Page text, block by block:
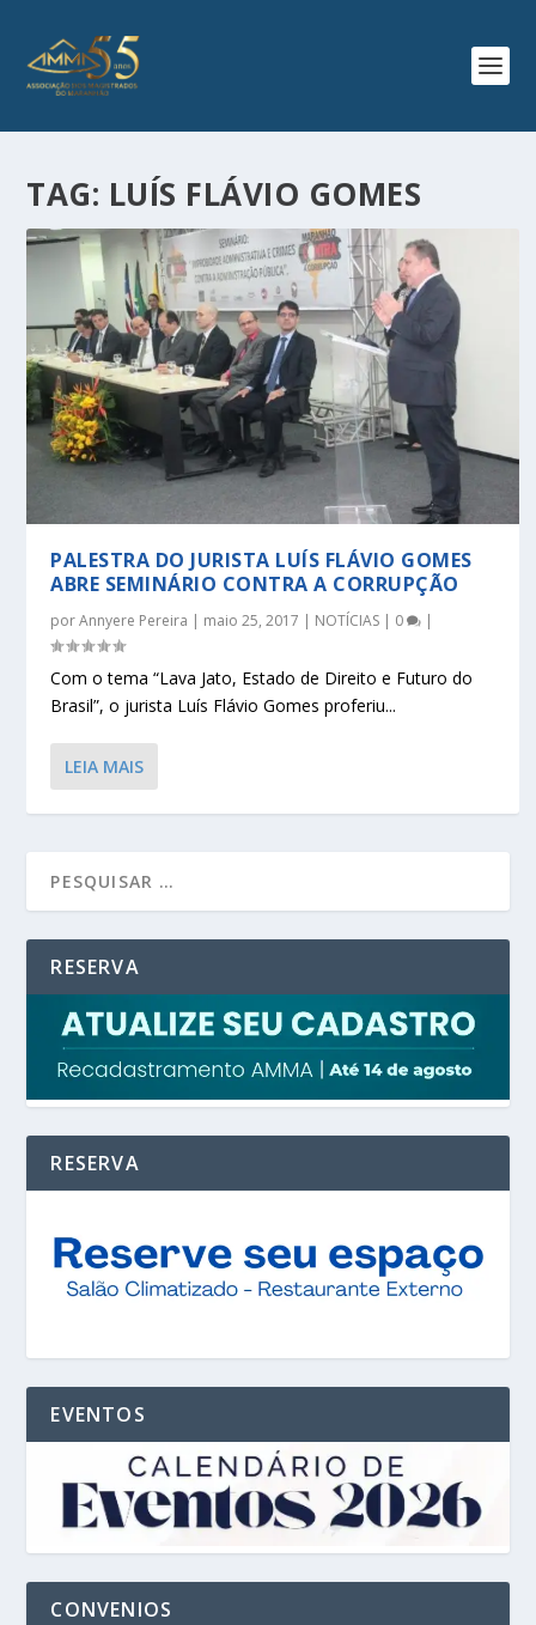
TAG: LUÍS FLÁVIO GOMES
PALESTRA DO JURISTA LUÍS FLÁVIO GOMES
ABRE SEMINÁRIO CONTRA A CORRUPÇÃO
porAnnyere Pereira | maio 25, 2017 | NOTÍCIAS | 0 |
Com o tema “Lava Jato, Estado de Direito e Futuro do
Brasil”, o jurista Luís Flávio Gomes proferiu...
LEIA MAIS
RESERVA
RESERVA
EVENTOS
CONVENIOS